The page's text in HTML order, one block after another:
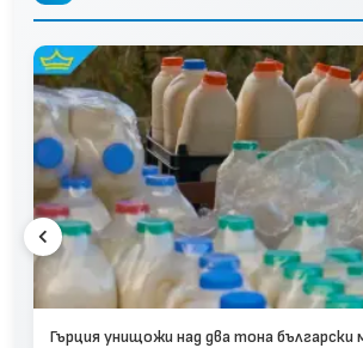
Гърция унищожи над два тона български